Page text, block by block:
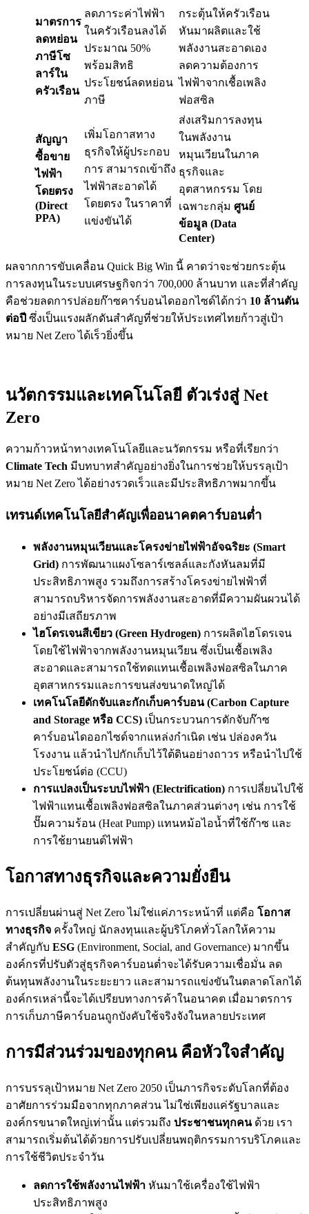
มาตรการ
ลดหย่อน
ภาษีโซ
ลาร์ใน
ครัวเรือน
ลดภาระค่าไฟฟ้า
ในครัวเรือนลงได้
ประมาณ 50%
พร้อมสิทธิ
ประโยชน์ลดหย่อน
ภาษี
กระตุ้นให้ครัวเรือน
หันมาผลิตและใช้
พลังงานสะอาดเอง
ลดความต้องการ
ไฟฟ้าจากเชื้อเพลิง
ฟอสซิล
สัญญา
ซื้อขาย
ไฟฟ้า
โดยตรง
(Direct
PPA)
เพิ่มโอกาสทาง
ธุรกิจให้ผู้ประกอบ
การ สามารถเข้าถึง
ไฟฟ้าสะอาดได้
โดยตรง ในราคาที่
แข่งขันได้
ส่งเสริมการลงทุน
ในพลังงาน
หมุนเวียนในภาค
ธุรกิจและ
อุตสาหกรรม โดย
เฉพาะกลุ่ม ศูนย์
ข้อมูล (Data
Center)
ผลจากการขับเคลื่อน Quick Big Win นี้ คาดว่าจะช่วยกระตุ้น
การลงทุนในระบบเศรษฐกิจกว่า 700,000 ล้านบาท และที่สำคัญ
คือช่วยลดการปล่อยก๊าซคาร์บอนไดออกไซด์ได้กว่า 10 ล้านตัน
ต่อปี ซึ่งเป็นแรงผลักดันสำคัญที่ช่วยให้ประเทศไทยก้าวสู่เป้า
หมาย Net Zero ได้เร็วยิ่งขึ้น
นวัตกรรมและเทคโนโลยี ตัวเร่งสู่ Net
Zero
ความก้าวหน้าทางเทคโนโลยีและนวัตกรรม หรือที่เรียกว่า
Climate Tech มีบทบาทสำคัญอย่างยิ่งในการช่วยให้บรรลุเป้า
หมาย Net Zero ได้อย่างรวดเร็วและมีประสิทธิภาพมากขึ้น
เทรนด์เทคโนโลยีสำคัญเพื่ออนาคตคาร์บอนต่ำ
พลังงานหมุนเวียนและโครงข่ายไฟฟ้าอัจฉริยะ (Smart
Grid) การพัฒนาแผงโซลาร์เซลล์และกังหันลมที่มี
ประสิทธิภาพสูง รวมถึงการสร้างโครงข่ายไฟฟ้าที่
สามารถบริหารจัดการพลังงานสะอาดที่มีความผันผวนได้
อย่างมีเสถียรภาพ
ไฮโดรเจนสีเขียว (Green Hydrogen) การผลิตไฮโดรเจน
โดยใช้ไฟฟ้าจากพลังงานหมุนเวียน ซึ่งเป็นเชื้อเพลิง
สะอาดและสามารถใช้ทดแทนเชื้อเพลิงฟอสซิลในภาค
อุตสาหกรรมและการขนส่งขนาดใหญ่ได้
เทคโนโลยีดักจับและกักเก็บคาร์บอน (Carbon Capture
and Storage หรือ CCS) เป็นกระบวนการดักจับก๊าซ
คาร์บอนไดออกไซด์จากแหล่งกำเนิด เช่น ปล่องควัน
โรงงาน แล้วนำไปกักเก็บไว้ใต้ดินอย่างถาวร หรือนำไปใช้
ประโยชน์ต่อ (CCU)
การแปลงเป็นระบบไฟฟ้า (Electrification) การเปลี่ยนไปใช้
ไฟฟ้าแทนเชื้อเพลิงฟอสซิลในภาคส่วนต่างๆ เช่น การใช้
ปั๊มความร้อน (Heat Pump) แทนหม้อไอน้ำที่ใช้ก๊าซ และ
การใช้ยานยนต์ไฟฟ้า
โอกาสทางธุรกิจและความยั่งยืน
การเปลี่ยนผ่านสู่ Net Zero ไม่ใช่แค่ภาระหน้าที่ แต่คือ โอกาส
ทางธุรกิจ ครั้งใหญ่ นักลงทุนและผู้บริโภคทั่วโลกให้ความ
สำคัญกับ ESG (Environment, Social, and Governance) มากขึ้น
องค์กรที่ปรับตัวสู่ธุรกิจคาร์บอนต่ำจะได้รับความเชื่อมั่น ลด
ต้นทุนพลังงานในระยะยาว และสามารถแข่งขันในตลาดโลกได้
องค์กรเหล่านี้จะได้เปรียบทางการค้าในอนาคต เมื่อมาตรการ
การเก็บภาษีคาร์บอนถูกบังคับใช้จริงจังในหลายประเทศ
การมีส่วนร่วมของทุกคน คือหัวใจสำคัญ
การบรรลุเป้าหมาย Net Zero 2050 เป็นภารกิจระดับโลกที่ต้อง
อาศัยการร่วมมือจากทุกภาคส่วน ไม่ใช่เพียงแค่รัฐบาลและ
องค์กรขนาดใหญ่เท่านั้น แต่รวมถึง ประชาชนทุกคนด้วย เรา
สามารถเริ่มต้นได้ด้วยการปรับเปลี่ยนพฤติกรรมการบริโภคและ
การใช้ชีวิตประจำวัน
ลดการใช้พลังงานไฟฟ้า หันมาใช้เครื่องใช้ไฟฟ้า
ประสิทธิภาพสูง